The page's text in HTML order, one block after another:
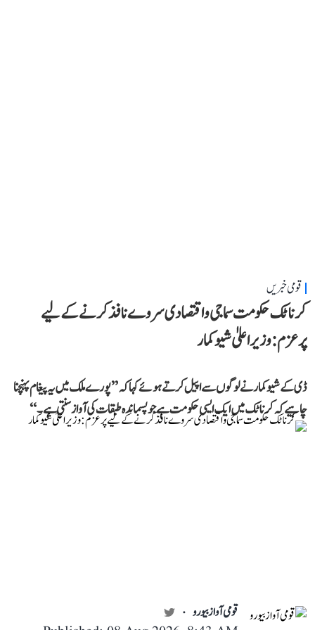
قومی خبریں
کرناٹک حکومت سماجی و اقتصادی سروے نافذ کرنے کے لیے
پرعزم: وزیر اعلیٰ شیوکمار
ڈی کے شیوکمار نے لوگوں سے اپیل کرتے ہوئے کہا کہ ’’پورے ملک میں یہ پیغام پہنچنا
چاہیے کہ کرناٹک میں ایک ایسی حکومت ہے جو پسماندہ طبقات کی آواز سنتی ہے۔‘‘
قومی آواز بیورو